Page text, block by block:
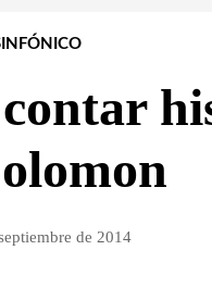
de 2014